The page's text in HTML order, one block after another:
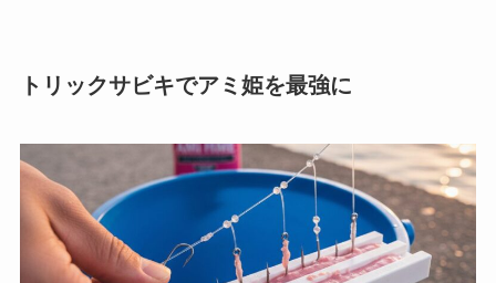
トリックサビキでアミ姫を最強に